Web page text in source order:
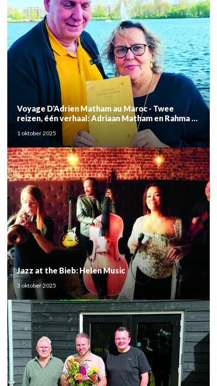
Voyage D'Adrien Matham au Maroc - Twee
reizen, één verhaal: Adriaan Matham en Rahma el
Mouden
1 oktober 2025
Jazz at the Bieb: Helen Music
3 oktober 2025